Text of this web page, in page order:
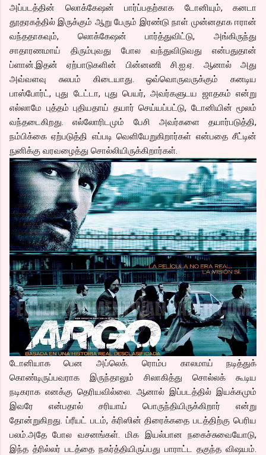
அப்படத்தின் லொக்கேஷன் பார்ப்பதற்காக டோனியும், கனடா
தூதரகத்தில் இருக்கும் ஆறு பேரும் இரண்டு நாள் முன்னதாக ஈரான்
வந்ததாகவும், லொக்கேஷன் பார்த்துவிட்டு, அங்கிருந்து
சாதாரணமாய் திரும்புவது போல வந்துவிடுவது என்பதுதான்
ப்ளான்.இதன் ஏற்பாடுகளின் பின்னணி சி.ஐ.ஏ. ஆனால் அது
அவ்வளவு சுலபம் கிடையாது. ஒவ்வொருவருக்கும் கனடிய
பாஸ்போர்ட், புது டேட்டா, புது பெயர், அவர்களுடய ஜாதகம் என்று
எல்லாமே புத்தம் புதியதாய் தயார் செய்யப்பட்டு, டோனியின் மூலம்
வந்தடைகிறது. எல்லோரிடமும் பேசி அவர்களை தயார்படுத்தி,
நம்பிக்கை ஏற்படுத்தி எப்படி வெளியேறுகிறார்கள் என்பதை சீட்டின்
நுனிக்கு வரவழைத்து சொல்லியிருக்கிறார்கள்.
டோனியாக பென அப்லெக். ரொம்ப காலமாய் நடித்துக்
கொண்டிருப்பவராக இருந்தாலும் சிலாகித்து சொல்லக் கூடிய
நடிகராக எனக்கு தெரியவில்லை. ஆனால் இப்படத்தில் இயக்கமும்
இவரே என்பதால் சரியாய் பொருந்தியிருக்கிறார் என்று
தோன்றுகிறது. ப்ரீயட் படம், க்ரிஸின் திரைக்கதை படத்திற்கு பெரிய
பலம்.அதே போல வசனங்கள். மிக இயல்பான நகைச்சுவையோடு,
இந்த த்ரில்லர் படத்தை நகர்த்தியிருப்பது பாராட்ட தகுந்த விஷயம்.